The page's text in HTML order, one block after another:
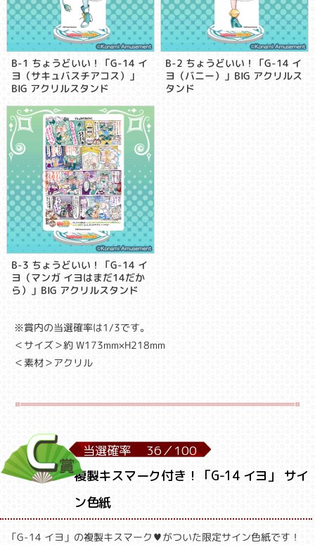
B-1 ちょうどいい！「G-14 イ
ヨ（サキュバスチアコス）」
BIG アクリルスタンド
B-2 ちょうどいい！「G-14 イ
ヨ（バニー）」BIG アクリルス
タンド
B-3 ちょうどいい！「G-14 イ
ヨ（マンガ イヨはまだ14だか
ら）」BIG アクリルスタンド
※賞内の当選確率は1/3です。
＜サイズ＞約 W173mm×H218mm
＜素材＞アクリル
当選確率 36／100
複製キスマーク付き！「G-14 イヨ」 サイ
ン色紙
「G-14 イヨ」の複製キスマーク♥がついた限定サイン色紙です！